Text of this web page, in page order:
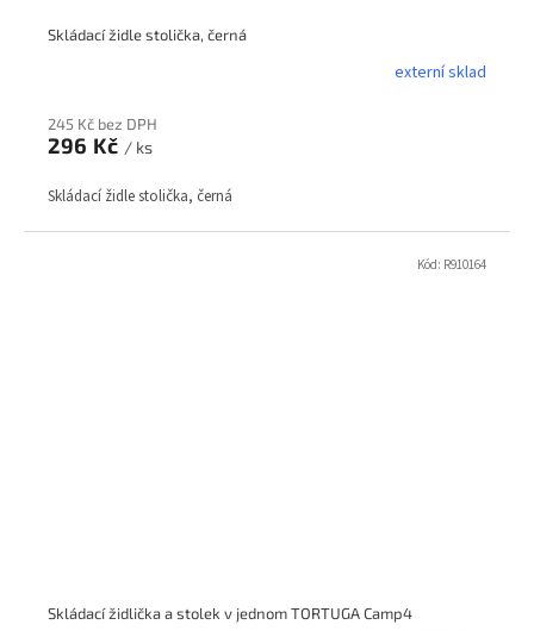
Skládací židle stolička, černá
externí sklad
245 Kč bez DPH
296 Kč / ks
Skládací židle stolička, černá
Skládací židlička a stolek v jednom TORTUGA Camp4
Kód: R910164